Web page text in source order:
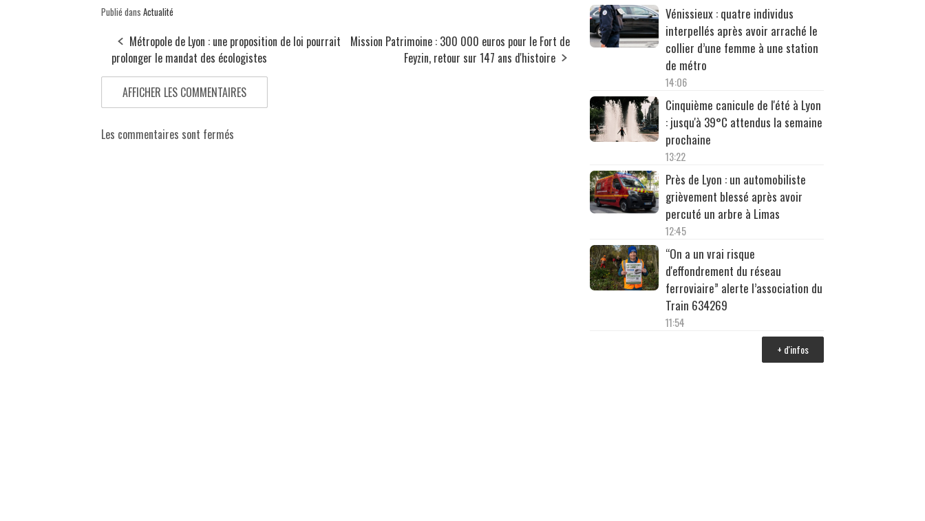
Publié dans Actualité
Métropole de Lyon : une proposition de loi pourrait
prolonger le mandat des écologistes
Mission Patrimoine : 300 000 euros pour le Fort de
Feyzin, retour sur 147 ans d'histoire
AFFICHER LES COMMENTAIRES
Les commentaires sont fermés
Vénissieux : quatre individus
interpellés après avoir arraché le
collier d’une femme à une station
de métro
14:06
Cinquième canicule de l'été à Lyon
: jusqu'à 39°C attendus la semaine
prochaine
13:22
Près de Lyon : un automobiliste
grièvement blessé après avoir
percuté un arbre à Limas
12:45
“On a un vrai risque
d'effondrement du réseau
ferroviaire” alerte l’association du
Train 634269
11:54
+ d'infos